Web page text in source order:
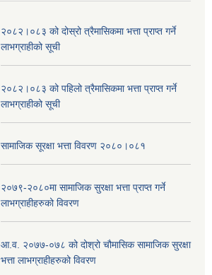
२०८२।०८३ को दोस्रो त्रैमासिकमा भत्ता प्राप्‍त गर्ने
लाभग्राहीको सूची
२०८२।०८३ को पहिलो त्रैमासिकमा भत्ता प्राप्‍त गर्ने
लाभग्राहीको सूची
सामाजिक सूरक्षा भत्ता विवरण २०८०।०८१
२०७९-२०८०मा सामाजिक सुरक्षा भत्ता प्राप्त गर्ने
लाभग्राहीहरुको विवरण
आ.व. २०७७-०७८ को दोश्रो चौमासिक सामाजिक सुरक्षा
भत्ता लाभग्राहीहरुको विवरण